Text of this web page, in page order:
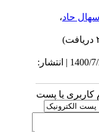
حاد،
دریافت: 1391/10/30 | پذیرش: 1400/7/21 | انتشار:
کاربری یا پست